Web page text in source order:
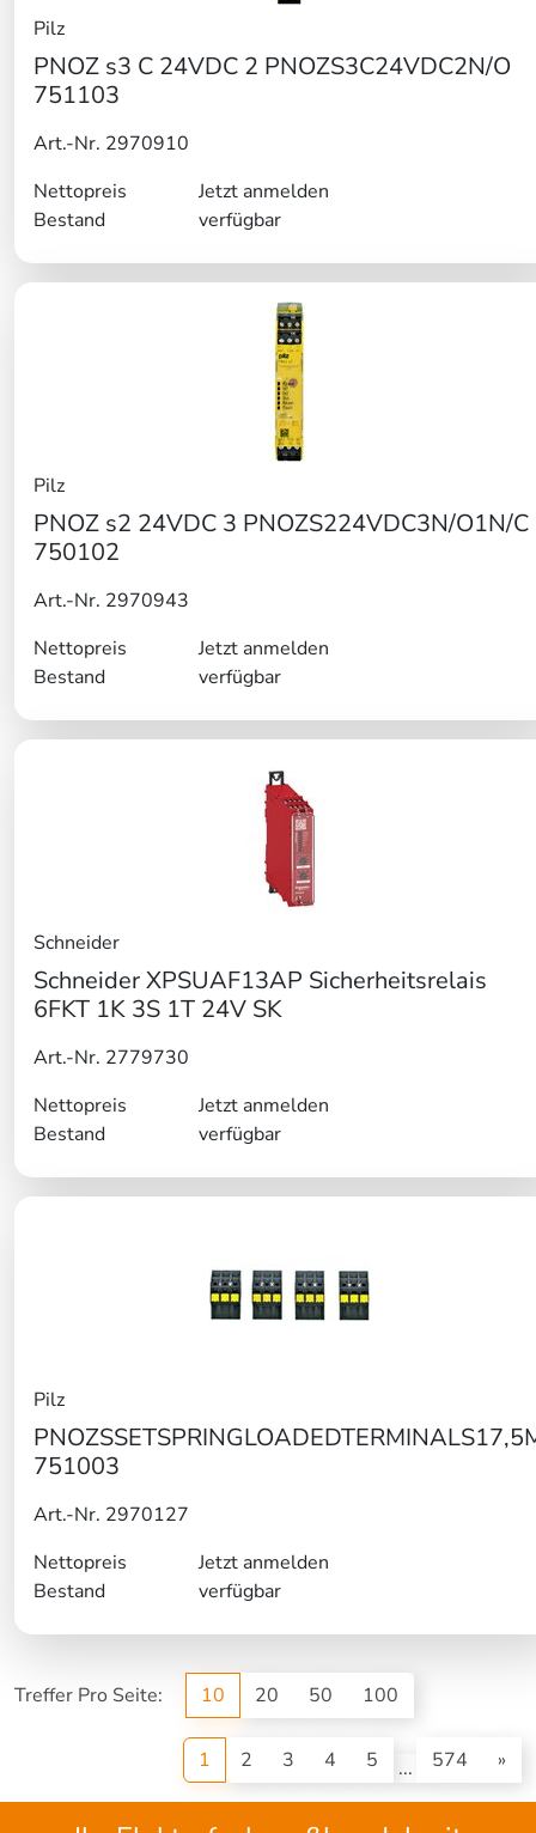
Pilz
PNOZ s3 C 24VDC 2 PNOZS3C24VDC2N/O
751103
Art.-Nr. 2970910
Nettopreis
Jetzt anmelden
Bestand
verfügbar
Pilz
PNOZ s2 24VDC 3 PNOZS224VDC3N/O1N/C
750102
Art.-Nr. 2970943
Nettopreis
Jetzt anmelden
Bestand
verfügbar
Schneider
Schneider XPSUAF13AP Sicherheitsrelais
6FKT 1K 3S 1T 24V SK
Art.-Nr. 2779730
Nettopreis
Jetzt anmelden
Bestand
verfügbar
Pilz
751003
Art.-Nr. 2970127
Nettopreis
Jetzt anmelden
Bestand
verfügbar
Treffer Pro Seite: 10 20 50 100
1 (current)
2 3 4 5 ... 574 »